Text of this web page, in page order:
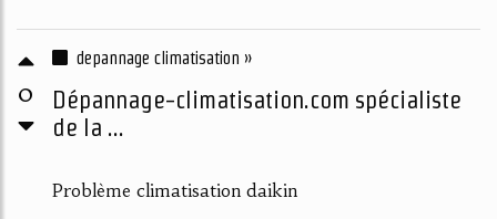
0
depannage climatisation »
Dépannage-climatisation.com spécialiste
de la ...
Problème climatisation daikin